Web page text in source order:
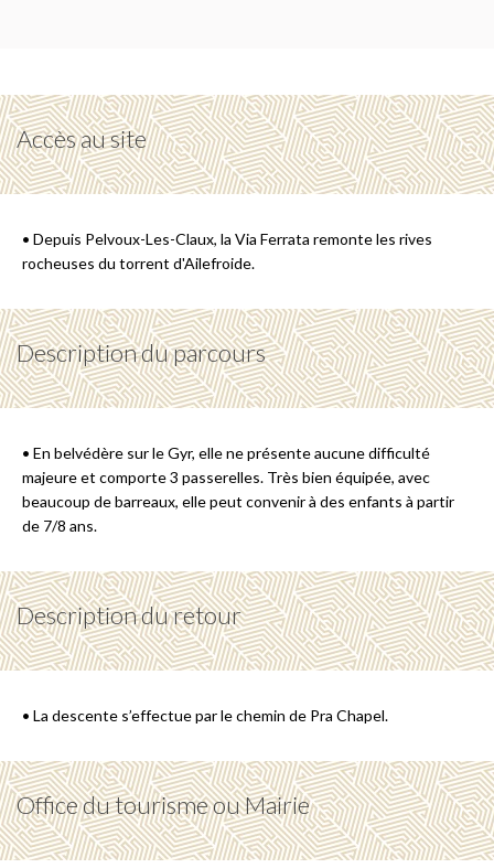
Accès au site
• Depuis Pelvoux-Les-Claux, la Via Ferrata remonte les rives
rocheuses du torrent d'Ailefroide.
Description du parcours
• En belvédère sur le Gyr, elle ne présente aucune difficulté
majeure et comporte 3 passerelles. Très bien équipée, avec
beaucoup de barreaux, elle peut convenir à des enfants à partir
de 7/8 ans.
Description du retour
• La descente s’effectue par le chemin de Pra Chapel.
Office du tourisme ou Mairie